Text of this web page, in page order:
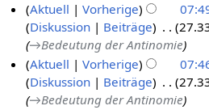
Aktuell
Vorherige
Diskussion
Beiträge
→Bedeutung der Antinomie
Aktuell
Vorherige
Diskussion
Beiträge
→Bedeutung der Antinomie